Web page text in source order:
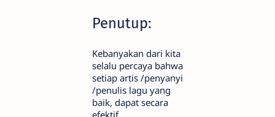
Penutup:
Kebanyakan dari kita
selalu percaya bahwa
setiap artis /penyanyi
/penulis lagu yang
baik, dapat secara
efektif